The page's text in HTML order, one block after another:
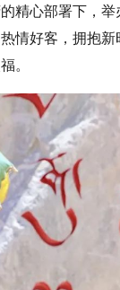
心部署下，举
好客，拥抱
。